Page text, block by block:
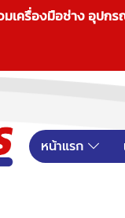
มเครื่องมือช่าง อุป
หน้าแรก